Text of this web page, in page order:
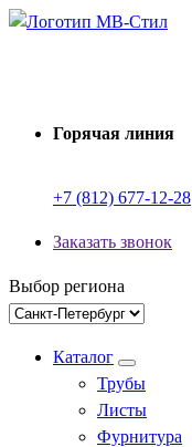
Перейти
Горячая линия
+7 (812) 677-12-28
Заказать звонок
Выбор региона
Каталог
Трубы
Листы
Фурнитура